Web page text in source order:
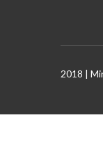
2018 |